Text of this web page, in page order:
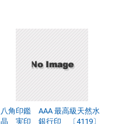
八角印鑑 AAA 最高級天然水
晶 実印 銀行印 〔4119〕